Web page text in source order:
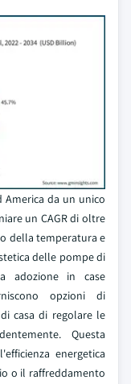
da un unico
un CAGR di oltre
della temperatura e
delle pompe di
adozione in case
opzioni di
casa di regolare le
Questa
energetica
o il raffreddamento